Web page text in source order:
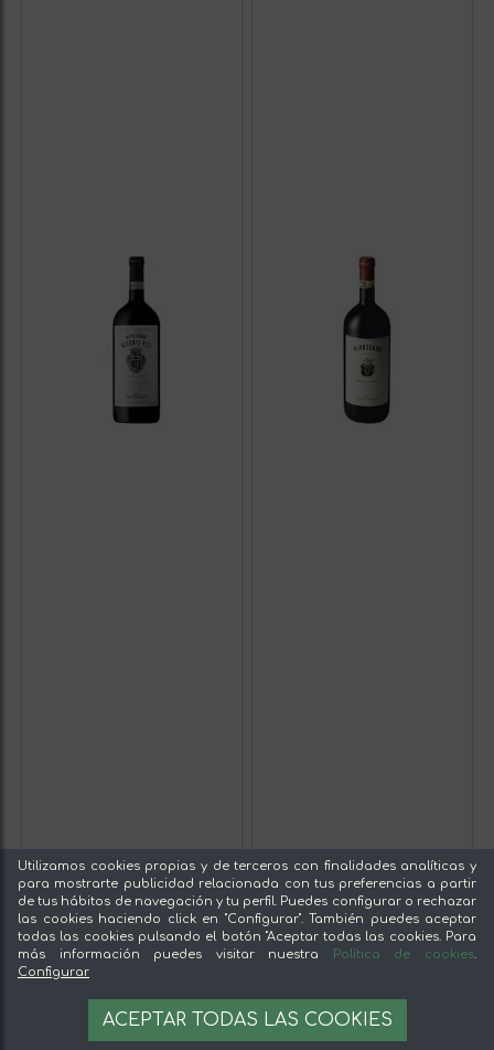
Utilizamos cookies propias y de terceros con finalidades analíticas y
para mostrarte publicidad relacionada con tus preferencias a partir
de tus hábitos de navegación y tu perfil. Puedes configurar o rechazar
las cookies haciendo click en "Configurar". También puedes aceptar
todas las cookies pulsando el botón "Aceptar todas las cookies. Para
más información puedes visitar nuestra
Política de cookies.
Configurar
ACEPTAR TODAS LAS COOKIES